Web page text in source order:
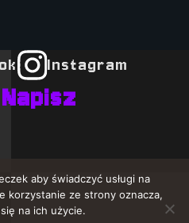
Napisz
Instagram
aby świadczyć usługi na
korzystanie ze strony oznacza,
na ich użycie.